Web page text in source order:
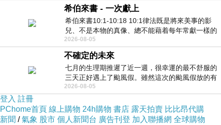
希伯來書 - 一次獻上
希伯來書10:1-10:18 10:1律法既是將來美事的影
兒、不是本物的真像、總不能藉着每年常獻一樣的
祭物、叫那近前來的人得以完全。 10
2026-08-05
不確定的未來
七月的生理期推遲了近一週，很幸運的最不舒服的
三天正好遇上了颱風假。雖然這次的颱風假放的有
點虛，因為風雨不大，但這也是最想要的
2026-08-05
登入 註冊
PChome首頁 線上購物 24h購物 書店 露天拍賣 比比昂代購
新聞 /氣象 股市 個人新聞台 廣告刊登 加入聯播網 全球購物